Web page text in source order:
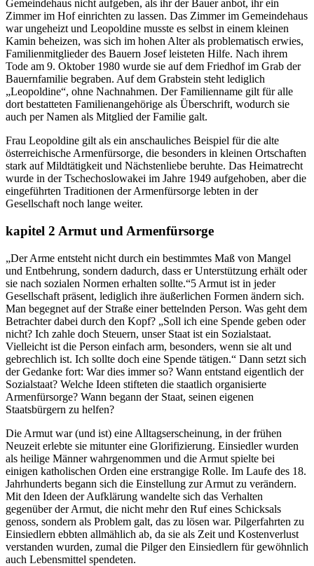
Gemeindehaus nicht aufgeben, als ihr der Bauer anbot, ihr ein
Zimmer im Hof einrichten zu lassen. Das Zimmer im Gemeindehaus
war ungeheizt und Leopoldine musste es selbst in einem kleinen
Kamin beheizen, was sich im hohen Alter als problematisch erwies,
Familienmitglieder des Bauern Josef leisteten Hilfe. Nach ihrem
Tode am 9. Oktober 1980 wurde sie auf dem Friedhof im Grab der
Bauernfamilie begraben. Auf dem Grabstein steht lediglich
„Leopoldine“, ohne Nachnahmen. Der Familienname gilt für alle
dort bestatteten Familienangehörige als Überschrift, wodurch sie
auch per Namen als Mitglied der Familie galt.
Frau Leopoldine gilt als ein anschauliches Beispiel für die alte
österreichische Armenfürsorge, die besonders in kleinen Ortschaften
stark auf Mildtätigkeit und Nächstenliebe beruhte. Das Heimatrecht
wurde in der Tschechoslowakei im Jahre 1949 aufgehoben, aber die
eingeführten Traditionen der Armenfürsorge lebten in der
Gesellschaft noch lange weiter.
kapitel 2 Armut und Armenfürsorge
„Der Arme entsteht nicht durch ein bestimmtes Maß von Mangel
und Entbehrung, sondern dadurch, dass er Unterstützung erhält oder
sie nach sozialen Normen erhalten sollte.“5 Armut ist in jeder
Gesellschaft präsent, lediglich ihre äußerlichen Formen ändern sich.
Man begegnet auf der Straße einer bettelnden Person. Was geht dem
Betrachter dabei durch den Kopf? „Soll ich eine Spende geben oder
nicht? Ich zahle doch Steuern, unser Staat ist ein Sozialstaat.
Vielleicht ist die Person einfach arm, besonders, wenn sie alt und
gebrechlich ist. Ich sollte doch eine Spende tätigen.“ Dann setzt sich
der Gedanke fort: War dies immer so? Wann entstand eigentlich der
Sozialstaat? Welche Ideen stifteten die staatlich organisierte
Armenfürsorge? Wann begann der Staat, seinen eigenen
Staatsbürgern zu helfen?
Die Armut war (und ist) eine Alltagserscheinung, in der frühen
Neuzeit erlebte sie mitunter eine Glorifizierung. Einsiedler wurden
als heilige Männer wahrgenommen und die Armut spielte bei
einigen katholischen Orden eine erstrangige Rolle. Im Laufe des 18.
Jahrhunderts begann sich die Einstellung zur Armut zu verändern.
Mit den Ideen der Aufklärung wandelte sich das Verhalten
gegenüber der Armut, die nicht mehr den Ruf eines Schicksals
genoss, sondern als Problem galt, das zu lösen war. Pilgerfahrten zu
Einsiedlern ebbten allmählich ab, da sie als Zeit und Kostenverlust
verstanden wurden, zumal die Pilger den Einsiedlern für gewöhnlich
auch Lebensmittel spendeten.